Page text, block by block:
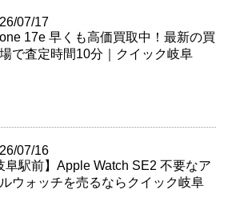
07/17
17e 早くも高価買取中！最新の買
で査定時間10分｜クイック岐阜
07/16
阜駅前】Apple Watch SE2 不要なア
ウォッチを売るならクイック岐阜